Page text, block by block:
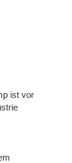
ist vor